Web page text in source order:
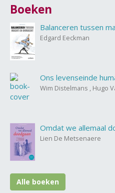
Boeken
Balanceren tussen
Edgard Eeckman
Ons levenseinde
Wim Distelmans , Hugo
Omdat we allemaal
Lien De Metsenaere
Alle boeken